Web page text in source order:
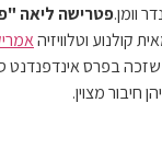
וומן.פטרישה ליאה
בפרס אינדפנדנט
חיבור מצוין.